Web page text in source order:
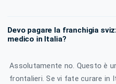
Devo pagare la franchigia
medico in Italia?
Assolutamente no. Questo è
frontalieri. Se vi fate curare in